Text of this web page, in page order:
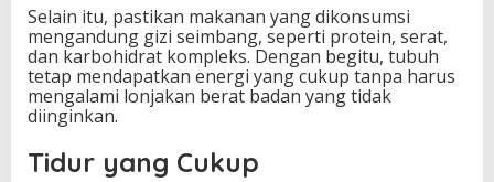
Selain itu, pastikan makanan yang dikonsumsi
mengandung gizi seimbang, seperti protein, serat,
dan karbohidrat kompleks. Dengan begitu, tubuh
tetap mendapatkan energi yang cukup tanpa harus
mengalami lonjakan berat badan yang tidak
diinginkan.
Tidur yang Cukup